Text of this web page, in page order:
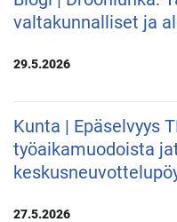
valtakunnalliset ja
29.5.2026
Kunta | Epäselvyys
työaikamuodoista
27.5.2026